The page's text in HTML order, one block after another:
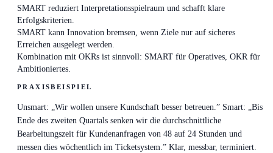
SMART reduziert Interpretationsspielraum und schafft klare
Erfolgskriterien.
SMART kann Innovation bremsen, wenn Ziele nur auf sicheres
Erreichen ausgelegt werden.
Kombination mit OKRs ist sinnvoll: SMART für Operatives, OKR für
Ambitioniertes.
PRAXISBEISPIEL
Unsmart: „Wir wollen unsere Kundschaft besser betreuen.” Smart: „Bis
Ende des zweiten Quartals senken wir die durchschnittliche
Bearbeitungszeit für Kundenanfragen von 48 auf 24 Stunden und
messen dies wöchentlich im Ticketsystem.” Klar, messbar, terminiert.